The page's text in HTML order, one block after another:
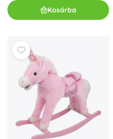
Kosárba